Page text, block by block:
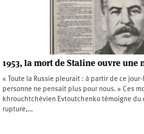
1953, la mort de Staline ouvre une
« Toute la Russie pleurait : à partir de ce
personne ne pensait plus pour nous. » Ces
khrouchtchévien Evtoutchenko témoigne du
rupture,…